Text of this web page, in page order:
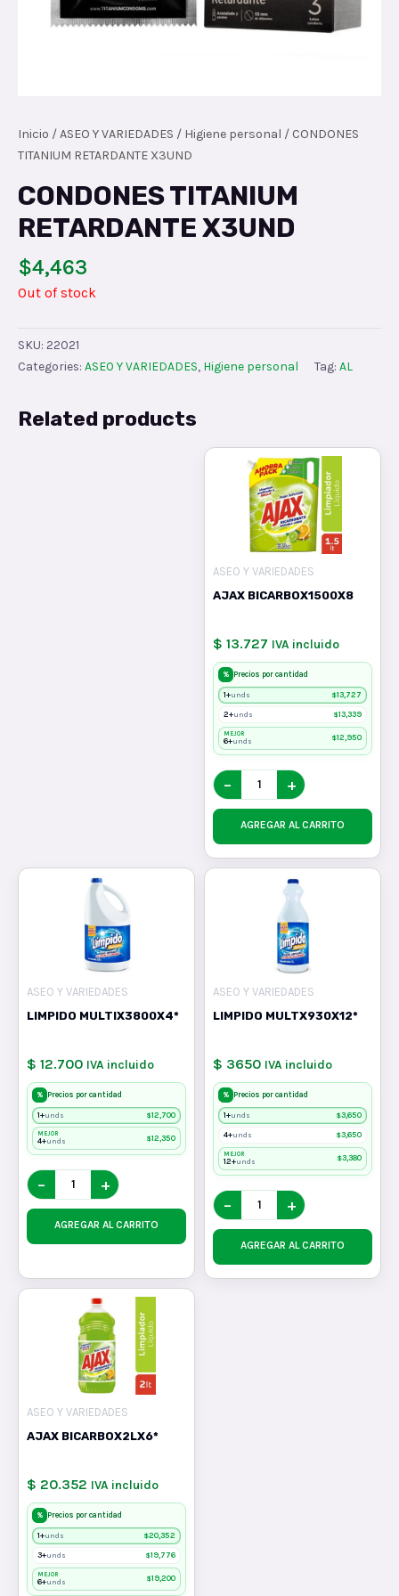
Inicio /ASEO Y VARIEDADES / Higiene personal / CONDONES
TITANIUM RETARDANTE X3UND
CONDONES TITANIUM
RETARDANTE X3UND
$4,463
Out of stock
SKU: 22021
Categories: ASEO Y VARIEDADES, Higiene personal Tag: AL
Related products
ASEO Y VARIEDADES
AJAX BICARBOX1500X8
$ 13.727 IVA incluido
% Precios por cantidad
1+unds $13,727
2+unds $13,339
MEJOR
6+unds $12,950
− +
AGREGAR AL CARRITO
ASEO Y VARIEDADES
LIMPIDO MULTIX3800X4*
$ 12.700 IVA incluido
% Precios por cantidad
1+unds $12,700
MEJOR
4+unds $12,350
− +
AGREGAR AL CARRITO
ASEO Y VARIEDADES
LIMPIDO MULTX930X12*
$ 3650 IVA incluido
% Precios por cantidad
1+unds $3,650
4+unds $3,650
MEJOR
12+unds $3,380
− +
AGREGAR AL CARRITO
ASEO Y VARIEDADES
AJAX BICARBOX2LX6*
$ 20.352 IVA incluido
% Precios por cantidad
1+unds $20,352
3+unds $19,776
MEJOR
6+unds $19,200